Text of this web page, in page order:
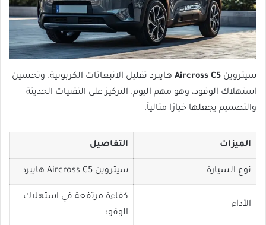
سيتروين
هايبرد تقليل الانبعاثات الكربونية. وتحسين
استهلاك الوقود، وهو مهم اليوم. التركيز على التقنيات الحديثة
والتصميم يجعلها خيارًا مثالياً.
الميزات التفاصيل
نوع السيارة سيتروين Aircross C5 هايبرد
الأداء
كفاءة مرتفعة في استهلاك
الوقود